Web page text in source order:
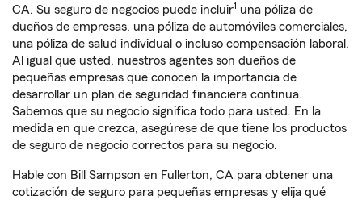
CA. Su seguro de negocios puede incluir1 una póliza de
dueños de empresas, una póliza de automóviles comerciales,
una póliza de salud individual o incluso compensación laboral.
Al igual que usted, nuestros agentes son dueños de
pequeñas empresas que conocen la importancia de
desarrollar un plan de seguridad financiera continua.
Sabemos que su negocio significa todo para usted. En la
medida en que crezca, asegúrese de que tiene los productos
de seguro de negocio correctos para su negocio.
Hable con Bill Sampson en Fullerton, CA para obtener una
cotización de seguro para pequeñas empresas y elija qué